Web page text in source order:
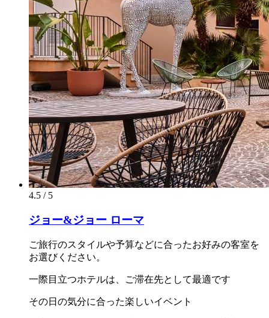
4.5 / 5
ジョー&ジョー ローマ
ご旅行のスタイルや予算などに合ったお好みの客室を
お選びください。
一際目立つホテルは、ご滞在先として最適です
その日の気分に合った楽しいイベント